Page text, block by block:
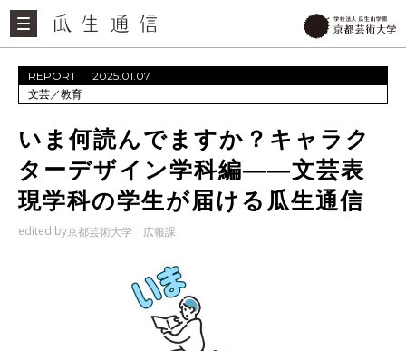
REPORT 2025.01.07
文芸／教育
いま何読んでますか？キャラク
ターデザイン学科編――文芸表
現学科の学生が届ける瓜生通信
edited by京都芸術大学 広報課